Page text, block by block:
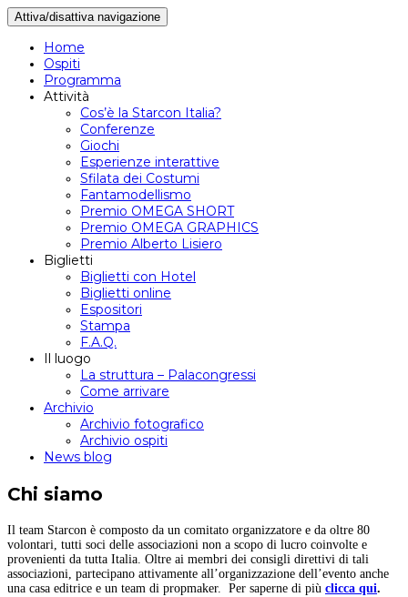
Attiva/disattiva navigazione
Home
Ospiti
Programma
Attività
Cos’è la Starcon Italia?
Conferenze
Giochi
Esperienze interattive
Sfilata dei Costumi
Fantamodellismo
Premio OMEGA SHORT
Premio OMEGA GRAPHICS
Premio Alberto Lisiero
Biglietti
Biglietti con Hotel
Biglietti online
Espositori
Stampa
F.A.Q.
Il luogo
La struttura – Palacongressi
Come arrivare
Archivio
Archivio fotografico
Archivio ospiti
News blog
Chi siamo
Il team Starcon è composto da un comitato organizzatore e da oltre 80
volontari, tutti soci delle associazioni non a scopo di lucro coinvolte e
provenienti da tutta Italia. Oltre ai membri dei consigli direttivi di tali
associazioni, partecipano attivamente all’organizzazione dell’evento anche
una casa editrice e un team di propmaker. Per saperne di più clicca qui.